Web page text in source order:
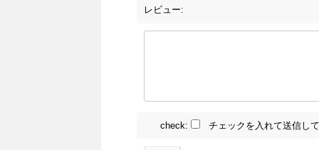
レビュー:
check: チェックを入れて送信して